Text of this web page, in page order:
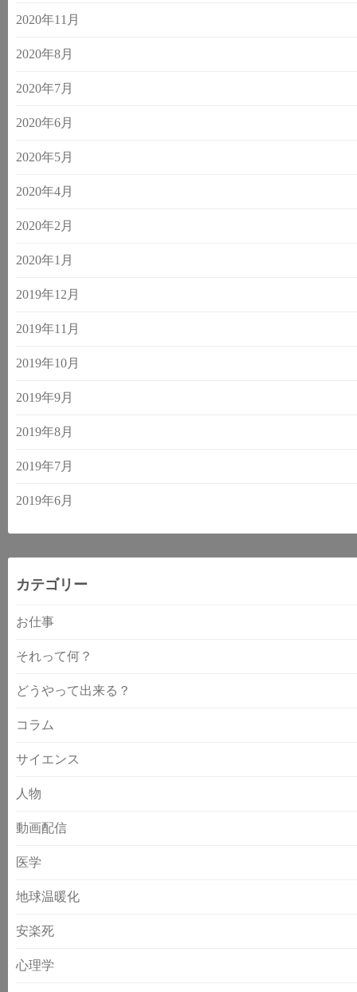
2020年11月
2020年8月
2020年7月
2020年6月
2020年5月
2020年4月
2020年2月
2020年1月
2019年12月
2019年11月
2019年10月
2019年9月
2019年8月
2019年7月
2019年6月
カテゴリー
お仕事
それって何？
どうやって出来る？
コラム
サイエンス
人物
動画配信
医学
地球温暖化
安楽死
心理学